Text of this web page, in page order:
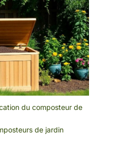
du composteur de
de jardin